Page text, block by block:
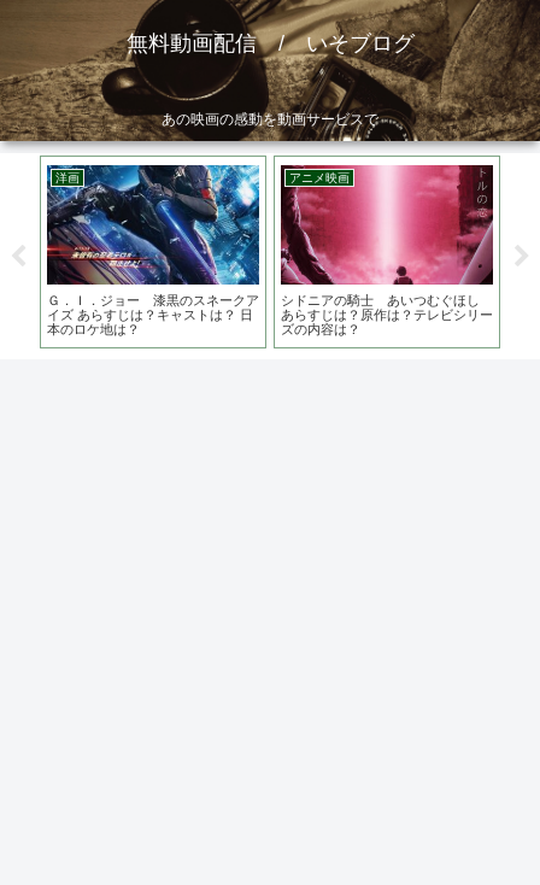
無料動画配信 / いそブログ
あの映画の感動を動画サービスで
洋画
Ｇ．Ｉ．ジョー 漆黒のスネークア
イズ あらすじは？キャストは？ 日
本のロケ地は？
アニメ映画
シドニアの騎士 あいつむぐほし
あらすじは？原作は？テレビシリー
ズの内容は？